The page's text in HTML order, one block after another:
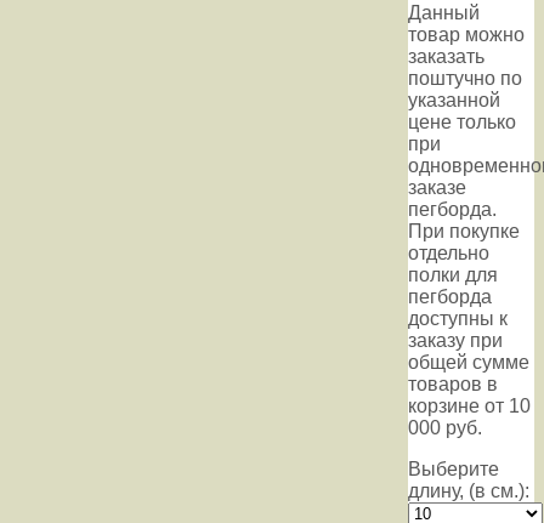
Данный
товар можно
заказать
поштучно по
указанной
цене только
при
заказе
пегборда.
При покупке
отдельно
полки для
пегборда
доступны к
заказу при
общей сумме
товаров в
корзине от 10
000 руб.
Выберите
длину, (в см.):